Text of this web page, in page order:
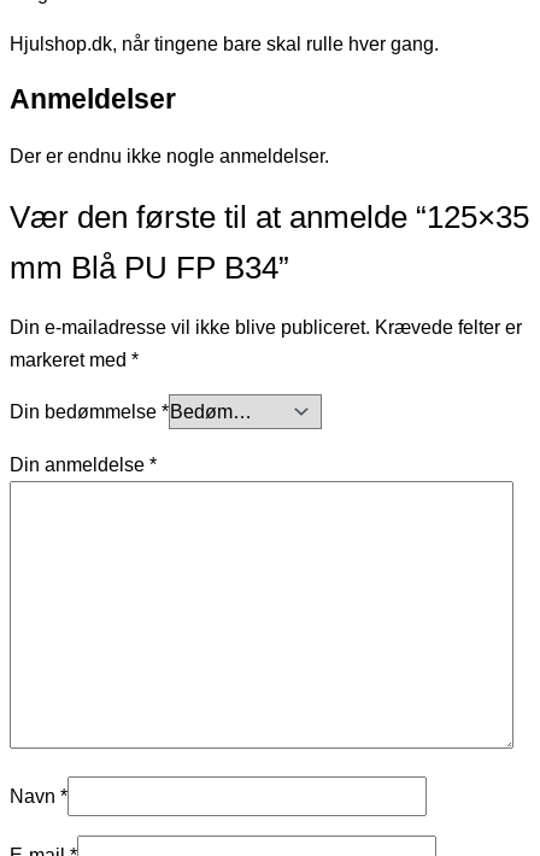
Hjulshop.dk, når tingene bare skal rulle hver gang.
Anmeldelser
Der er endnu ikke nogle anmeldelser.
Vær den første til at anmelde “125×35
mm Blå PU FP B34”
Din e-mailadresse vil ikke blive publiceret. Krævede felter er
markeret med *
Din bedømmelse *
Din anmeldelse *
Navn *